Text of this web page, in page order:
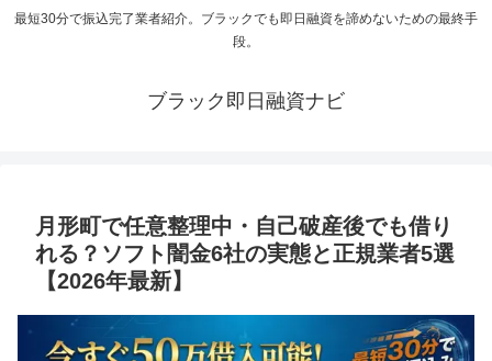
最短30分で振込完了業者紹介。ブラックでも即日融資を諦めないための最終手
段。
ブラック即日融資ナビ
月形町で任意整理中・自己破産後でも借り
れる？ソフト闇金6社の実態と正規業者5選
【2026年最新】